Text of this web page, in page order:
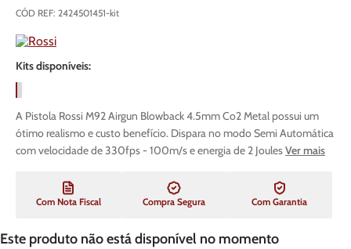
CÓD REF: 2424501451-kit
Kits disponíveis:
A Pistola Rossi M92 Airgun Blowback 4.5mm Co2 Metal possui um
ótimo realismo e custo benefício. Dispara no modo Semi Automática
com velocidade de 330fps - 100m/s e energia de 2 JoulesVer mais
Com Nota Fiscal Compra Segura Com Garantia
Este produto não está disponível no momento